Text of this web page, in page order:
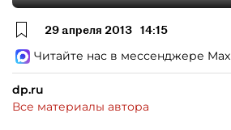
29 апреля 2013 14:15
Читайте нас в мессенджере Max
dp.ru
Все материалы автора